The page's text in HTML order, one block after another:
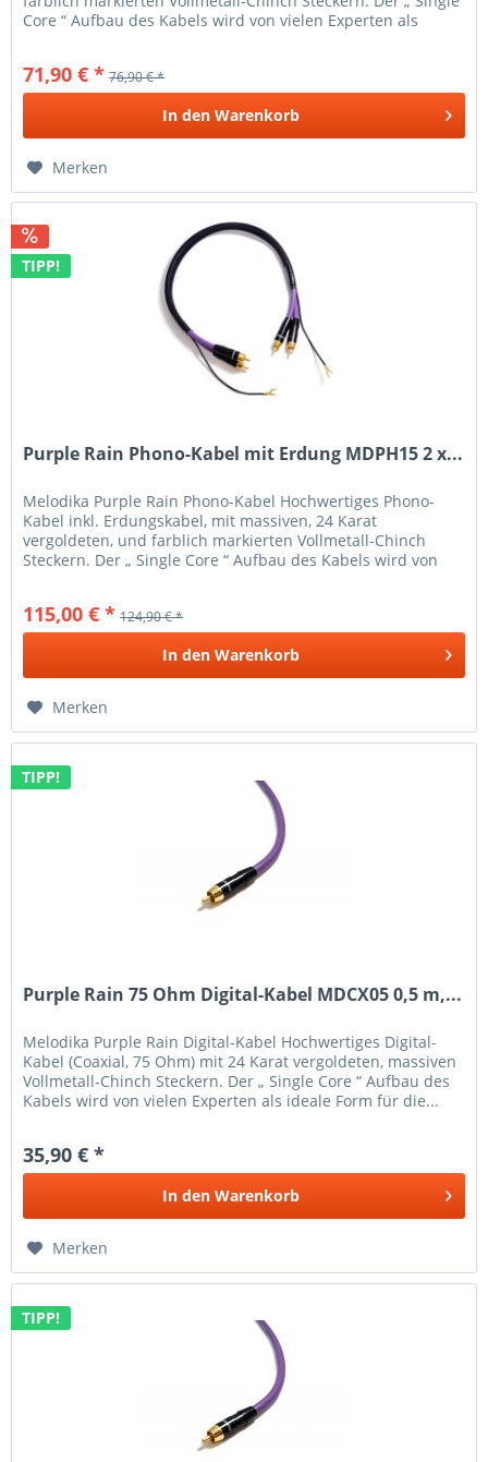
Core “ Aufbau des Kabels wird von vielen Experten als
71,90 € * 76,90 € *
In den Warenkorb
Merken
TIPP!
Purple Rain Phono-Kabel mit Erdung MDPH15 2 x...
Melodika Purple Rain Phono-Kabel Hochwertiges Phono-
Kabel inkl. Erdungskabel, mit massiven, 24 Karat
vergoldeten, und farblich markierten Vollmetall-Chinch
Steckern. Der „ Single Core “ Aufbau des Kabels wird von
115,00 € * 124,90 € *
In den Warenkorb
Merken
TIPP!
Purple Rain 75 Ohm Digital-Kabel MDCX05 0,5 m,...
Melodika Purple Rain Digital-Kabel Hochwertiges Digital-
Kabel (Coaxial, 75 Ohm) mit 24 Karat vergoldeten, massiven
Vollmetall-Chinch Steckern. Der „ Single Core “ Aufbau des
Kabels wird von vielen Experten als ideale Form für die...
35,90 € *
In den Warenkorb
Merken
TIPP!